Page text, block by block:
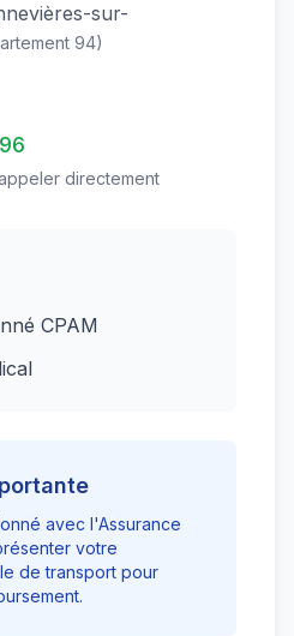
sur-
94)
directement
CPAM
avec l'Assurance
votre
de transport pour